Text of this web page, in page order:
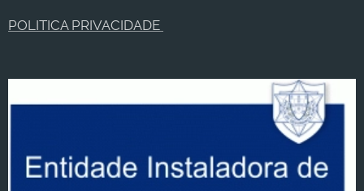
POLITICA PRIVACIDADE